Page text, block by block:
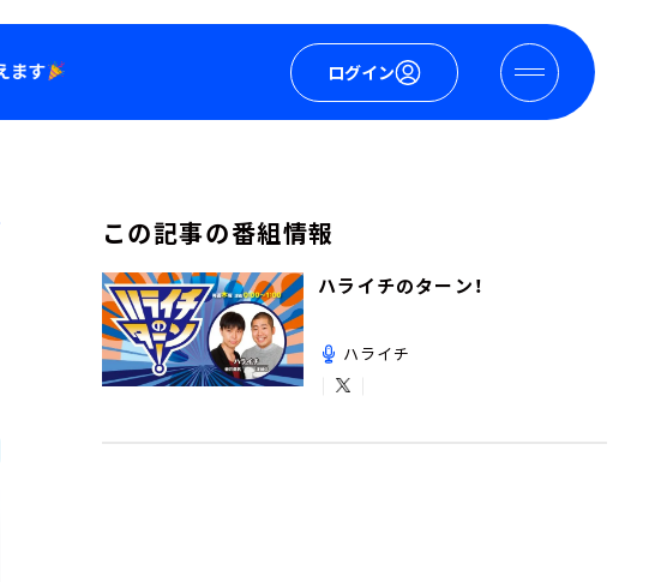
ログイン
この記事の番組情報
ハライチのターン！
ハライチ